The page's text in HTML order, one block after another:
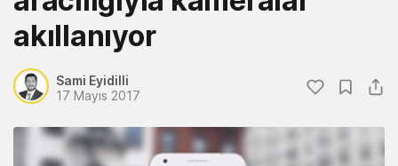
akıllanıyor
Sami Eyidilli
17 Mayıs 2017